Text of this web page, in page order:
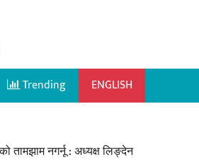
Trending ENGLISH
तामझाम नगर्नू : अध्यक्ष लिङ्देन